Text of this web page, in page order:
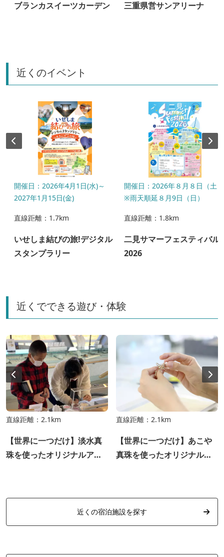
ブランカスイーツカーデン 三重県営サンアリーナ
近くのイベント
開催日：2026年4月1日(水)～
2027年1月15日(金)
直線距離：1.7km
いせしま結びの旅!デジタル
スタンプラリー
開催日：2026年８月８日（土）
※雨天順延８月9日（日）
直線距離：1.8km
二見サマーフェスティバル
2026
近くでできる遊び・体験
直線距離：2.1km
【世界に一つだけ】淡水真
珠を使ったオリジナルアク
直線距離：2.1km
【世界に一つだけ】あこや
真珠を使ったオリジナルア
近くの宿泊施設を探す